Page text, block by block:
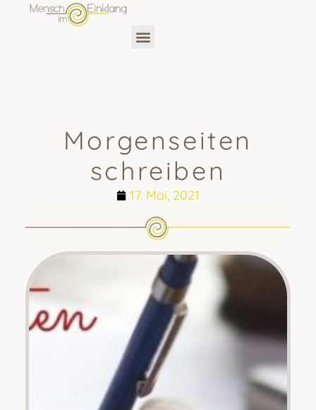
Morgenseiten
schreiben
17. Mai, 2021